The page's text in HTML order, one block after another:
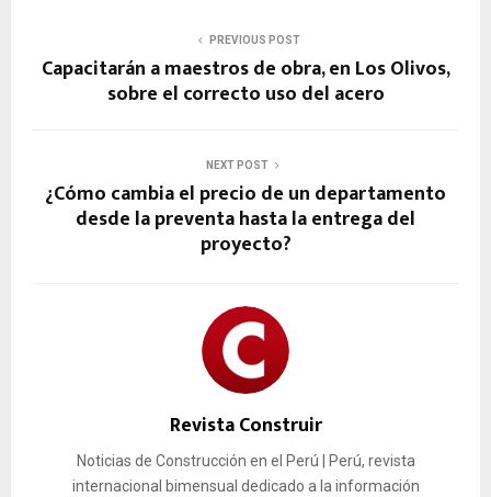
PREVIOUS POST
Capacitarán a maestros de obra, en Los Olivos,
sobre el correcto uso del acero
NEXT POST
¿Cómo cambia el precio de un departamento
desde la preventa hasta la entrega del
proyecto?
Revista Construir
Noticias de Construcción en el Perú | Perú, revista
internacional bimensual dedicado a la información